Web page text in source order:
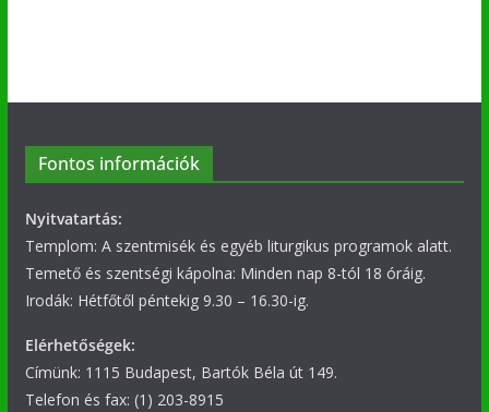
Fontos információk
Nyitvatartás:
Templom: A szentmisék és egyéb liturgikus programok alatt.
Temető és szentségi kápolna: Minden nap 8-tól 18 óráig.
Irodák: Hétfőtől péntekig 9.30 – 16.30-ig.
Elérhetőségek:
Címünk: 1115 Budapest, Bartók Béla út 149.
Telefon és fax: (1) 203-8915